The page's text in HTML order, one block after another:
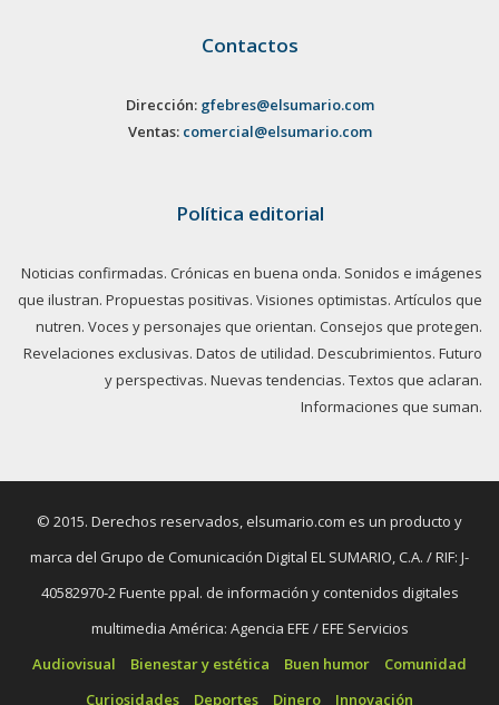
Contactos
Dirección: gfebres@elsumario.com
Ventas: comercial@elsumario.com
Política editorial
Noticias confirmadas. Crónicas en buena onda. Sonidos e imágenes
que ilustran. Propuestas positivas. Visiones optimistas. Artículos que
nutren. Voces y personajes que orientan. Consejos que protegen.
Revelaciones exclusivas. Datos de utilidad. Descubrimientos. Futuro
y perspectivas. Nuevas tendencias. Textos que aclaran.
Informaciones que suman.
© 2015. Derechos reservados, elsumario.com es un producto y
marca del Grupo de Comunicación Digital EL SUMARIO, C.A. / RIF: J-
40582970-2 Fuente ppal. de información y contenidos digitales
multimedia América: Agencia EFE / EFE Servicios
Audiovisual
Bienestar y estética Buen humor
Comunidad
Curiosidades
Deportes Dinero Innovación